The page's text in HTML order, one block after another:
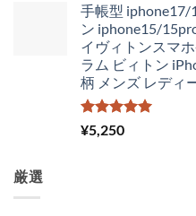
手帳型 iphone17/
ン iphone15/
イヴィトンスマ
ラム ビィトン
柄 メンズ レディ
5段階中
5.00
¥5,250
厳選